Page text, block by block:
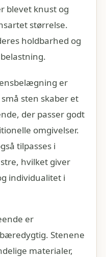
blevet knust og
størrelse.
holdbarhed og
er
sten skaber et
der passer godt
omgivelser.
tilpasses i
hvilket giver
individualitet i
er
Stenene
materialer,